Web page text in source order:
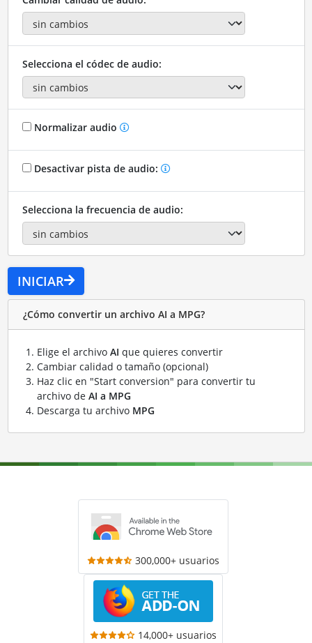
Selecciona el códec de audio:
Normalizar audio
Desactivar pista de audio:
Selecciona la frecuencia de audio:
INICIAR
¿Cómo convertir un archivo AI a MPG?
Elige el archivo AI que quieres convertir
Cambiar calidad o tamaño (opcional)
Haz clic en "Start conversion" para convertir tu
archivo de AI a MPG
Descarga tu archivo MPG
300,000+ usuarios
14,000+ usuarios